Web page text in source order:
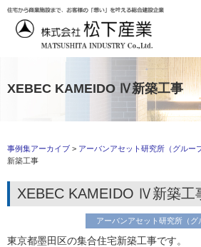
XEBEC KAMEIDO Ⅳ新築工事
事例集アーカイブ > アーバンアセット研究所（グルー
新築工事
XEBEC KAMEIDO Ⅳ新築工
アーバンアセット研究所（グ
東京都墨田区の集合住宅新築工事です。